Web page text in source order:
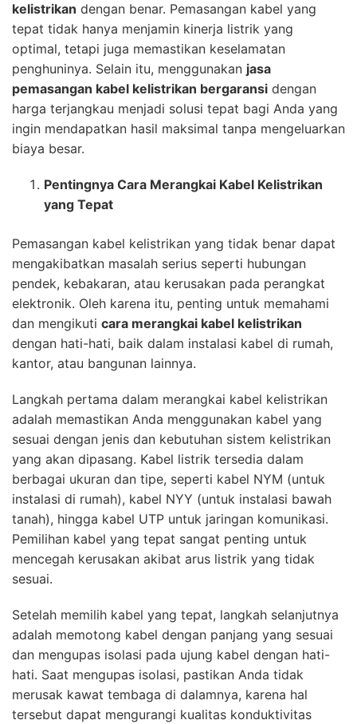
kelistrikan dengan benar. Pemasangan kabel yang
tepat tidak hanya menjamin kinerja listrik yang
optimal, tetapi juga memastikan keselamatan
penghuninya. Selain itu, menggunakan jasa
pemasangan kabel kelistrikan bergaransi dengan
harga terjangkau menjadi solusi tepat bagi Anda yang
ingin mendapatkan hasil maksimal tanpa mengeluarkan
biaya besar.
Pentingnya Cara Merangkai Kabel Kelistrikan
yang Tepat
Pemasangan kabel kelistrikan yang tidak benar dapat
mengakibatkan masalah serius seperti hubungan
pendek, kebakaran, atau kerusakan pada perangkat
elektronik. Oleh karena itu, penting untuk memahami
dan mengikuti cara merangkai kabel kelistrikan
dengan hati-hati, baik dalam instalasi kabel di rumah,
kantor, atau bangunan lainnya.
Langkah pertama dalam merangkai kabel kelistrikan
adalah memastikan Anda menggunakan kabel yang
sesuai dengan jenis dan kebutuhan sistem kelistrikan
yang akan dipasang. Kabel listrik tersedia dalam
berbagai ukuran dan tipe, seperti kabel NYM (untuk
instalasi di rumah), kabel NYY (untuk instalasi bawah
tanah), hingga kabel UTP untuk jaringan komunikasi.
Pemilihan kabel yang tepat sangat penting untuk
mencegah kerusakan akibat arus listrik yang tidak
sesuai.
Setelah memilih kabel yang tepat, langkah selanjutnya
adalah memotong kabel dengan panjang yang sesuai
dan mengupas isolasi pada ujung kabel dengan hati-
hati. Saat mengupas isolasi, pastikan Anda tidak
merusak kawat tembaga di dalamnya, karena hal
tersebut dapat mengurangi kualitas konduktivitas